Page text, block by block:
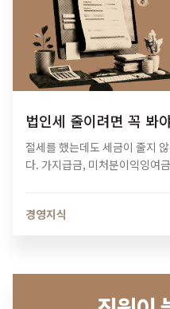
법인세 줄이려면 꼭 봐
절세를 했는데도 세금이 줄지
다. 가지급금, 미처분이익잉여
경영지식